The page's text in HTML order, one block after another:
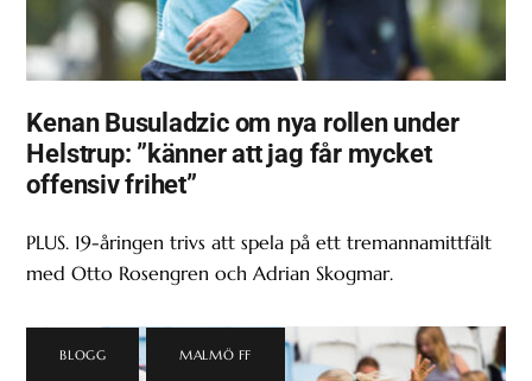
Kenan Busuladzic om nya rollen under
Helstrup: ”känner att jag får mycket
offensiv frihet”
PLUS. 19-åringen trivs att spela på ett tremannamittfält
med Otto Rosengren och Adrian Skogmar.
BLOGG MALMÖ FF